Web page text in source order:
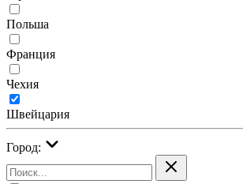
Польша
Франция
Чехия
Швейцария
Город: